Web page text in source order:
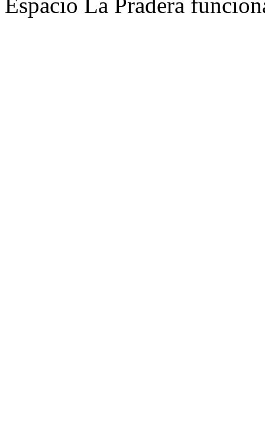
Espacio La Pradera